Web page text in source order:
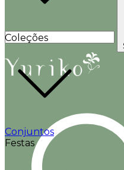
Coleções
Conjuntos
Festas